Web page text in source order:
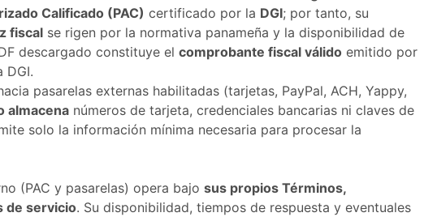
Calificado (PAC) certificado por la DGI; por tanto, su
fiscal se rigen por la normativa panameña y la disponibilidad de
descargado constituye el comprobante fiscal válido emitido por
DGI.
pasarelas externas habilitadas (tarjetas, PayPal, ACH, Yappy,
almacena números de tarjeta, credenciales bancarias ni claves de
solo la información mínima necesaria para procesar la
(PAC y pasarelas) opera bajo sus propios Términos,
de servicio. Su disponibilidad, tiempos de respuesta y eventuales